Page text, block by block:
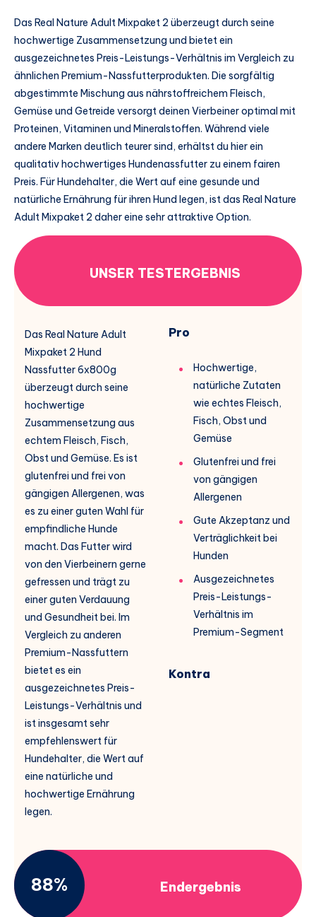
Das Real Nature Adult Mixpaket 2 überzeugt durch seine
hochwertige Zusammensetzung und bietet ein
ausgezeichnetes Preis-Leistungs-Verhältnis im Vergleich zu
ähnlichen Premium-Nassfutterprodukten. Die sorgfältig
abgestimmte Mischung aus nährstoffreichem Fleisch,
Gemüse und Getreide versorgt deinen Vierbeiner optimal mit
Proteinen, Vitaminen und Mineralstoffen. Während viele
andere Marken deutlich teurer sind, erhältst du hier ein
qualitativ hochwertiges Hundenassfutter zu einem fairen
Preis. Für Hundehalter, die Wert auf eine gesunde und
natürliche Ernährung für ihren Hund legen, ist das Real Nature
Adult Mixpaket 2 daher eine sehr attraktive Option.
UNSER TESTERGEBNIS
Das Real Nature Adult
Mixpaket 2 Hund
Nassfutter 6x800g
überzeugt durch seine
hochwertige
Zusammensetzung aus
echtem Fleisch, Fisch,
Obst und Gemüse. Es ist
glutenfrei und frei von
gängigen Allergenen, was
es zu einer guten Wahl für
empfindliche Hunde
macht. Das Futter wird
von den Vierbeinern gerne
gefressen und trägt zu
einer guten Verdauung
und Gesundheit bei. Im
Vergleich zu anderen
Premium-Nassfuttern
bietet es ein
ausgezeichnetes Preis-
Leistungs-Verhältnis und
ist insgesamt sehr
empfehlenswert für
Hundehalter, die Wert auf
eine natürliche und
hochwertige Ernährung
legen.
Pro
Hochwertige,
natürliche Zutaten
wie echtes Fleisch,
Fisch, Obst und
Gemüse
Glutenfrei und frei
von gängigen
Allergenen
Gute Akzeptanz und
Verträglichkeit bei
Hunden
Ausgezeichnetes
Preis-Leistungs-
Verhältnis im
Premium-Segment
Kontra
88% Endergebnis